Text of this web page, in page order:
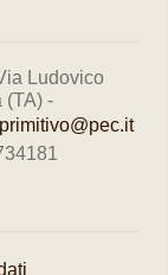
Ludovico
(TA) -